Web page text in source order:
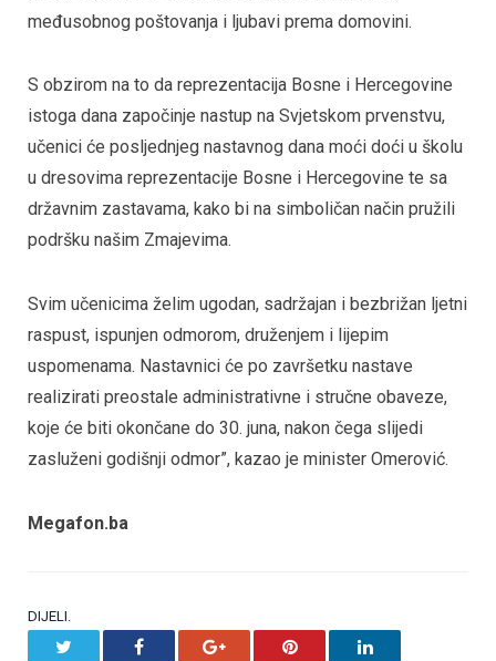
međusobnog poštovanja i ljubavi prema domovini.
S obzirom na to da reprezentacija Bosne i Hercegovine
istoga dana započinje nastup na Svjetskom prvenstvu,
učenici će posljednjeg nastavnog dana moći doći u školu
u dresovima reprezentacije Bosne i Hercegovine te sa
državnim zastavama, kako bi na simboličan način pružili
podršku našim Zmajevima.
Svim učenicima želim ugodan, sadržajan i bezbrižan ljetni
raspust, ispunjen odmorom, druženjem i lijepim
uspomenama. Nastavnici će po završetku nastave
realizirati preostale administrativne i stručne obaveze,
koje će biti okončane do 30. juna, nakon čega slijedi
zasluženi godišnji odmor”, kazao je minister Omerović.
Megafon.ba
DIJELI.
Facebook Google+ Pinterest LinkedIn